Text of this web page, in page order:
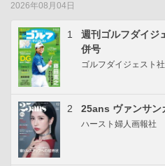
2026年08月04日
1
週刊ゴルフダイジ
併号
ゴルフダイジェスト社
2 25ans ヴァンサン
ハースト婦人画報社